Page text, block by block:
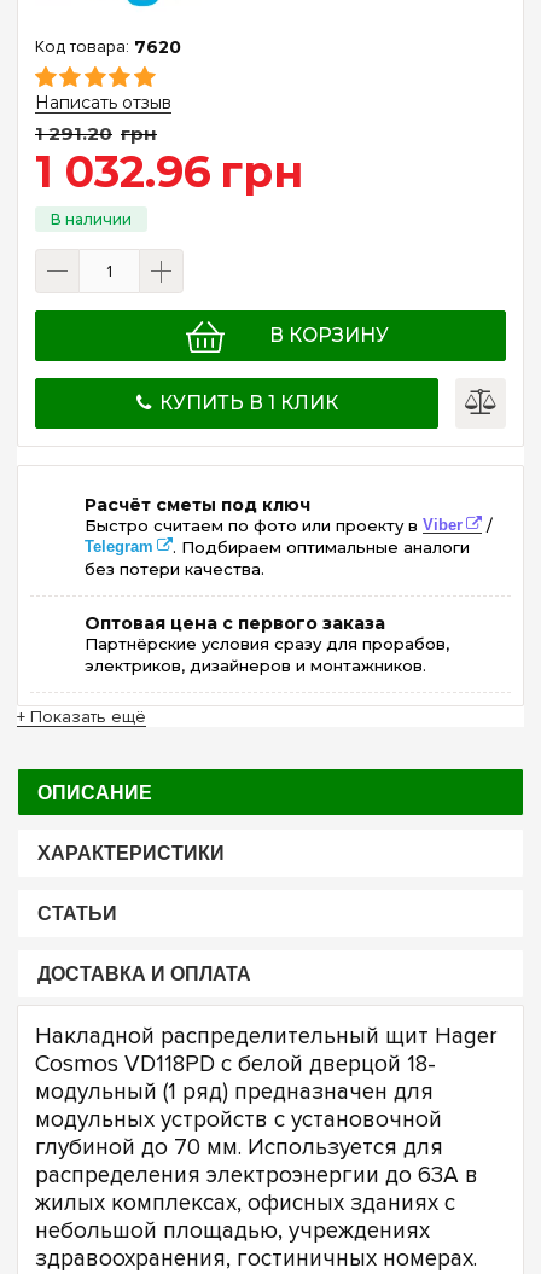
7620
Написать отзыв
1 291.20 грн
1 032.96 грн
В КОРЗИНУ
КУПИТЬ В 1 КЛИК
Расчёт сметы под ключ
Быстро считаем по фото или проекту в Viber /
Telegram
. Подбираем оптимальные аналоги
без потери качества.
Оптовая цена с первого заказа
Партнёрские условия сразу для прорабов,
электриков, дизайнеров и монтажников.
+ Показать ещё
ОПИСАНИЕ
ХАРАКТЕРИСТИКИ
СТАТЬИ
ДОСТАВКА И ОПЛАТА
Накладной распределительный щит Hager
Cosmos VD118PD с белой дверцой 18-
модульный (1 ряд) предназначен для
модульных устройств с установочной
глубиной до 70 мм. Используется для
распределения электроэнергии до 63А в
жилых комплексах, офисных зданиях с
небольшой площадью, учреждениях
здравоохранения, гостиничных номерах.